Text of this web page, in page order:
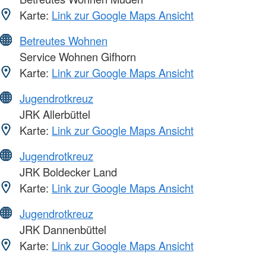
Karte: Link zur Google Maps Ansicht
Betreutes Wohnen
Service Wohnen Gifhorn
Karte: Link zur Google Maps Ansicht
Jugendrotkreuz
JRK Allerbüttel
Karte: Link zur Google Maps Ansicht
Jugendrotkreuz
JRK Boldecker Land
Karte: Link zur Google Maps Ansicht
Jugendrotkreuz
JRK Dannenbüttel
Karte: Link zur Google Maps Ansicht